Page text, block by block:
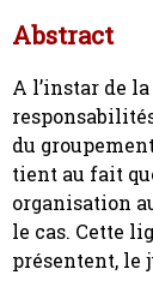
Abstract
A l’instar de
du
tient au fait
organisation
le cas. Cette
présentent, le